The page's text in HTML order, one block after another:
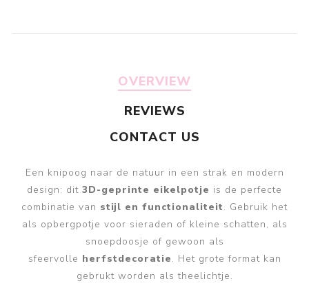
OVERVIEW
REVIEWS
CONTACT US
Een knipoog naar de natuur in een strak en modern
design: dit 3D-geprinte eikelpotje is de perfecte
combinatie van stijl en functionaliteit. Gebruik het
als opbergpotje voor sieraden of kleine schatten, als
snoepdoosje of gewoon als
sfeervolle herfstdecoratie. Het grote format kan
gebrukt worden als theelichtje.